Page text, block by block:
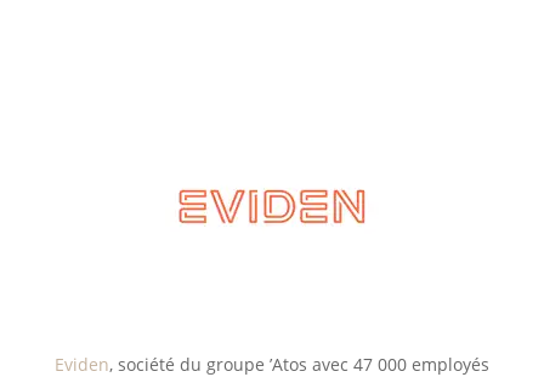
Eviden, société du groupe ’Atos avec 47 000 employés